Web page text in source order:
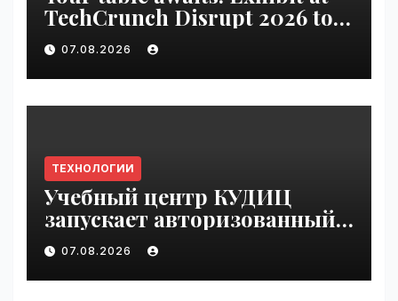
TechCrunch Disrupt 2026 to
be seen by thousands |
VseTime.ru
07.08.2026
ТЕХНОЛОГИИ
Учебный центр КУДИЦ
запускает авторизованный
курс по
администрированию Mind
Migrate#guest | VseTime.ru
07.08.2026